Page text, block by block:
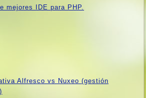
mejores IDE para PHP.
Alfresco vs Nuxeo (gestión